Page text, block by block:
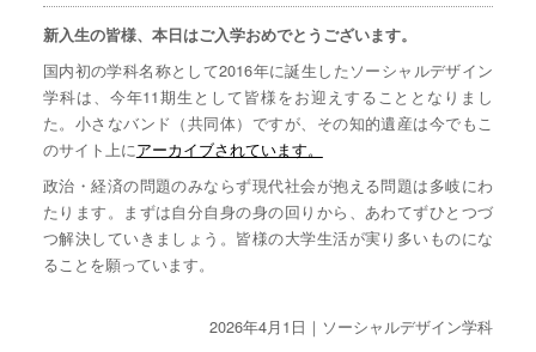
新入生の皆様、本日はご入学おめでとうございます。
国内初の学科名称として2016年に誕生したソーシャルデザイン
学科は、今年11期生として皆様をお迎えすることとなりまし
た。小さなバンド（共同体）ですが、その知的遺産は今でもこ
のサイト上にアーカイブされています。
政治・経済の問題のみならず現代社会が抱える問題は多岐にわ
たります。まずは自分自身の身の回りから、あわてずひとつづ
つ解決していきましょう。皆様の大学生活が実り多いものにな
ることを願っています。
2026年4月1日｜ソーシャルデザイン学科